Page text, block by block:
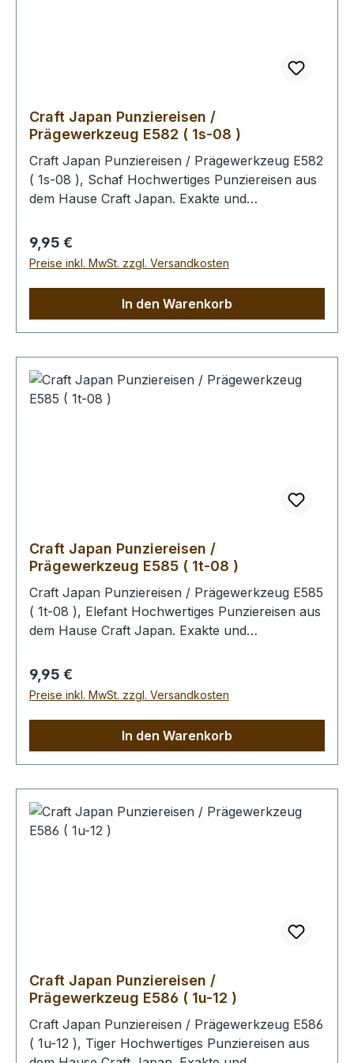
Craft Japan Punziereisen /
Prägewerkzeug E582 ( 1s-08 )
Craft Japan Punziereisen / Prägewerkzeug E582
( 1s-08 ), Schaf Hochwertiges Punziereisen aus
dem Hause Craft Japan. Exakte und
Punziereisen aus. Abmessungen: Breite: 11 mm,
Länge: 15,5 mm Zum Punzieren des Leders bitte
die Oberfläche mit einem Schwamm und
muss saugfähig sein). Im Anschluss kann das
Leder gefärbt werden. Unabhängig davon, ob
abschliessend die Oberfläche mit unserem Leder
- Pflege - Finish zu behandeln (Oberfläche wird
schmutz- und wasserabweisend). Bitte benutzen
Regulärer Preis:
9,95 €
Preise inkl. MwSt. zzgl. Versandkosten
In den Warenkorb
Craft Japan Punziereisen /
Prägewerkzeug E585 ( 1t-08 )
Craft Japan Punziereisen / Prägewerkzeug E585
( 1t-08 ), Elefant Hochwertiges Punziereisen aus
dem Hause Craft Japan. Exakte und
Punziereisen aus. Abmessungen: Breite: 13 mm,
Länge: 17 mm Zum Punzieren des Leders bitte
die Oberfläche mit einem Schwamm und
muss saugfähig sein). Im Anschluss kann das
Leder gefärbt werden. Unabhängig davon, ob
abschliessend die Oberfläche mit unserem Leder
- Pflege - Finish zu behandeln (Oberfläche wird
schmutz- und wasserabweisend). Bitte benutzen
Regulärer Preis:
9,95 €
Preise inkl. MwSt. zzgl. Versandkosten
In den Warenkorb
Craft Japan Punziereisen /
Prägewerkzeug E586 ( 1u-12 )
Craft Japan Punziereisen / Prägewerkzeug E586
( 1u-12 ), Tiger Hochwertiges Punziereisen aus